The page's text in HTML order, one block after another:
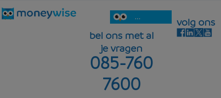
...
bel ons met al
je vragen
085-760
7600
volg ons